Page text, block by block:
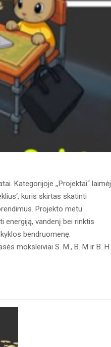
Kategorijoje ,,Projektai“
kuris skirtas skatinti
Projekto metu
energiją, vandenį bei rinktis
bendruomenę.
moksleiviai S. M., B. M ir B. H.